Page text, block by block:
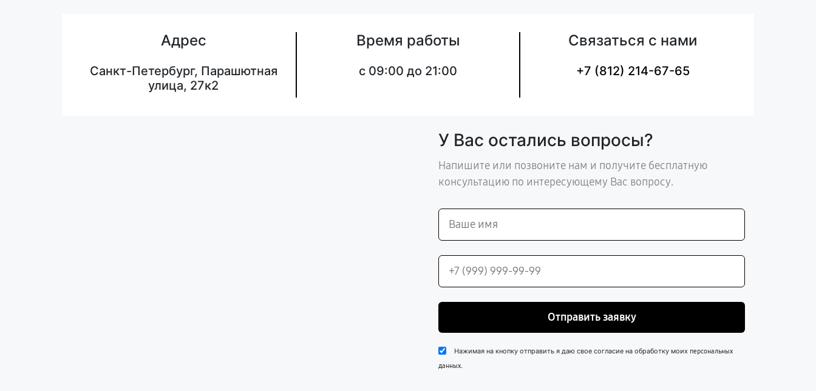
Адрес
Санкт-Петербург, Парашютная
улица, 27к2
Время работы
c 09:00 до 21:00
Связаться с нами
+7 (812) 214-67-65
У Вас остались вопросы?
Напишите или позвоните нам и получите бесплатную
консультацию по интересующему Вас вопросу.
Отправить заявку
Нажимая на кнопку отправить я даю свое согласие на обработку моих персональных
данных.